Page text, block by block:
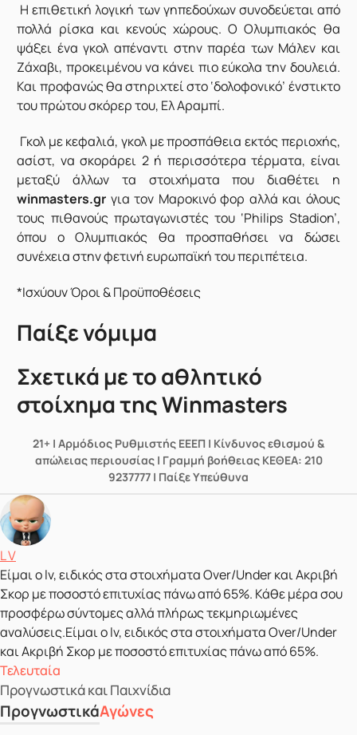
Τελευταία
Προγνωστικά και Παιχνίδια
ΠρογνωστικάΑγώνες
Η επιθετική λογική των γηπεδούχων συνοδεύεται από
πολλά ρίσκα και κενούς χώρους. Ο Ολυμπιακός θα
ψάξει ένα γκολ απέναντι στην παρέα των Μάλεν και
Ζάχαβι, προκειμένου να κάνει πιο εύκολα την δουλειά.
Και προφανώς θα στηριχτεί στο ‘δολοφονικό’ ένστικτο
του πρώτου σκόρερ του, Ελ Αραμπί.
Γκολ με κεφαλιά, γκολ με προσπάθεια εκτός περιοχής,
ασίστ, να σκοράρει 2 ή περισσότερα τέρματα, είναι
μεταξύ άλλων τα στοιχήματα που διαθέτει η
winmasters.gr για τον Μαροκινό φορ αλλά και όλους
τους πιθανούς πρωταγωνιστές του ‘Philips Stadion’,
όπου ο Ολυμπιακός θα προσπαθήσει να δώσει
συνέχεια στην φετινή ευρωπαϊκή του περιπέτεια.
*Ισχύουν Όροι & Προϋποθέσεις
Παίξε νόμιμα
Σχετικά με το αθλητικό
στοίχημα της Winmasters
21+ | Αρμόδιος Ρυθμιστής ΕΕΕΠ | Κίνδυνος εθισμού &
απώλειας περιουσίας | Γραμμή βοήθειας ΚΕΘΕΑ: 210
9237777 | Παίξε Υπεύθυνα
Δημοσιεύτηκε από
L V
Είμαι ο lv, ειδικός στα στοιχήματα Over/Under και Ακριβή
Σκορ με ποσοστό επιτυχίας πάνω από 65%. Κάθε μέρα σου
προσφέρω σύντομες αλλά πλήρως τεκμηριωμένες
αναλύσεις.Είμαι ο lv, ειδικός στα στοιχήματα Over/Under
και Ακριβή Σκορ με ποσοστό επιτυχίας πάνω από 65%.